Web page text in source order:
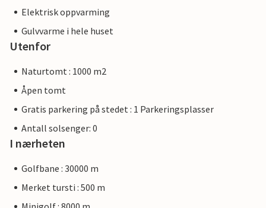
Elektrisk oppvarming
Gulvvarme i hele huset
Utenfor
Naturtomt : 1000 m2
Åpen tomt
Gratis parkering på stedet : 1 Parkeringsplasser
Antall solsenger: 0
I nærheten
Golfbane : 30000 m
Merket tursti : 500 m